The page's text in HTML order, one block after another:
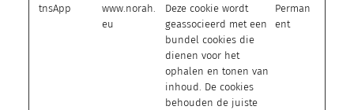
tnsApp
www.norah.
eu
Deze cookie wordt
geassocieerd met een
bundel cookies die
dienen voor het
ophalen en tonen van
inhoud. De cookies
behouden de juiste
Perman
ent